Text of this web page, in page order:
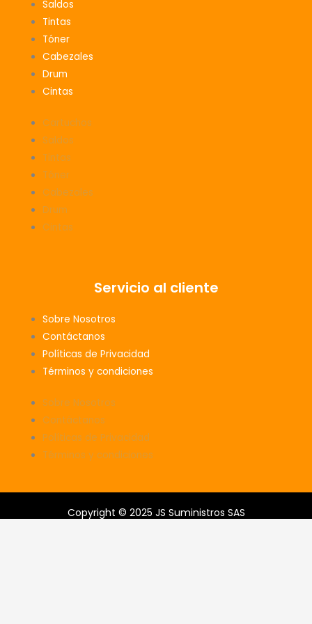
Saldos
Tintas
Tóner
Cabezales
Drum
Cintas
Cartuchos
Saldos
Tintas
Tóner
Cabezales
Drum
Cintas
Servicio al cliente
Sobre Nosotros
Contáctanos
Políticas de Privacidad
Términos y condiciones
Sobre Nosotros
Contáctanos
Políticas de Privacidad
Términos y condiciones
Copyright © 2025 JS Suministros SAS